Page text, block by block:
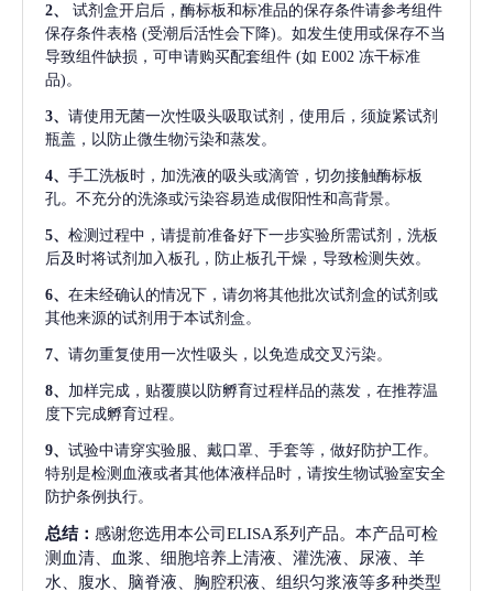
2、
试剂盒开启后，酶标板和标准品的保存条件请参考组件
保存条件表格 (受潮后活性会下降)。如发生使用或保存不当
导致组件缺损，可申请购买配套组件 (如 E002 冻干标准
品)。
3、 请使用无菌一次性吸头吸取试剂，使用后，须旋紧试剂
瓶盖，以防止微生物污染和蒸发。
4、 手工洗板时，加洗液的吸头或滴管，切勿接触酶标板
孔。不充分的洗涤或污染容易造成假阳性和高背景。
5、 检测过程中，请提前准备好下一步实验所需试剂，洗板
后及时将试剂加入板孔，防止板孔干燥，导致检测失效。
6、 在未经确认的情况下，请勿将其他批次试剂盒的试剂或
其他来源的试剂用于本试剂盒。
7、 请勿重复使用一次性吸头，以免造成交叉污染。
8、 加样完成，贴覆膜以防孵育过程样品的蒸发，在推荐温
度下完成孵育过程。
9、 试验中请穿实验服、戴口罩、手套等，做好防护工作。
特别是检测血液或者其他体液样品时，请按生物试验室安全
防护条例执行。
总结： 感谢您选用本公司ELISA系列产品。本产品可检
测血清、血浆、细胞培养上清液、灌洗液、尿液、羊
水、腹水、脑脊液、胸腔积液、组织匀浆液等多种类型